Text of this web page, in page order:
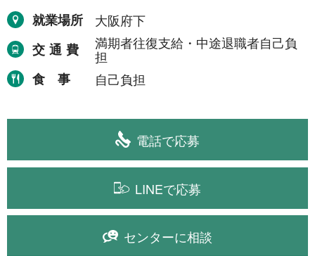
20日間
30日間 11件
31日間
1年間 2件
令和8年9月30日まで
令和8年12月31日まで 1件
令和9年2月28日まで
就業場所
大阪府下
交通費
満期者往復支給・中途退職者自己負
担
食事
自己負担
電話で応募
LINEで応募
センターに相談